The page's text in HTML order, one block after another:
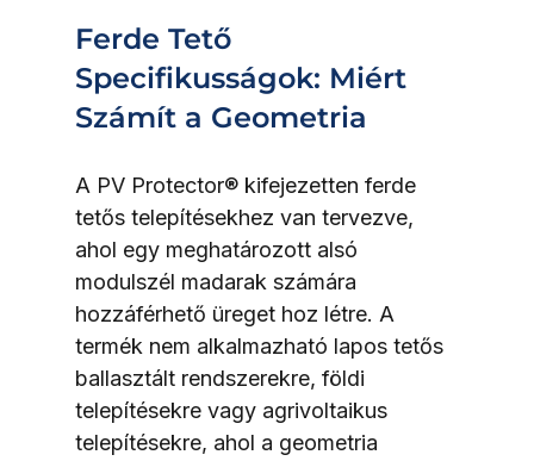
Ferde Tető
Specifikusságok: Miért
Számít a Geometria
A PV Protector® kifejezetten ferde
tetős telepítésekhez van tervezve,
ahol egy meghatározott alsó
modulszél madarak számára
hozzáférhető üreget hoz létre. A
termék nem alkalmazható lapos tetős
ballasztált rendszerekre, földi
telepítésekre vagy agrivoltaikus
telepítésekre, ahol a geometria